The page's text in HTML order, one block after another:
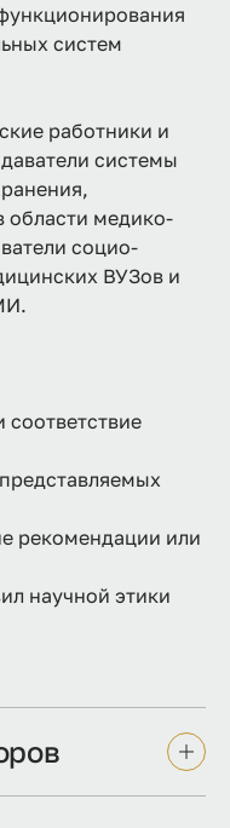
систем
работники и
системы
области медико-
социо-
ВУЗов и
соответствие
рекомендации или
научной этики